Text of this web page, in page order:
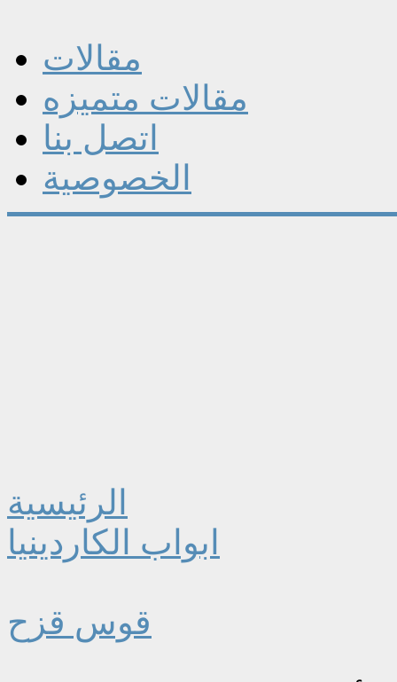
مقالات
مقالات متميزه
اتصل بنا
الخصوصية
الرئيسية
ابواب الكاردينيا
قوس قزح